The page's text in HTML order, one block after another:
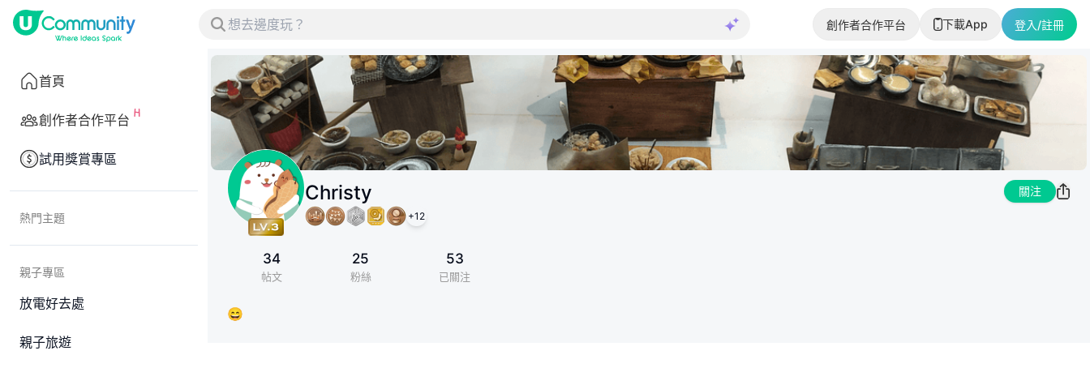
創作者合作平台 下載App 登入/註冊
首頁
創作者合作平台
試用獎賞專區
熱門主題
親子專區
放電好去處
親子旅遊
Christy
+12
關注
34
帖文
25
粉絲
53
已關注
😄